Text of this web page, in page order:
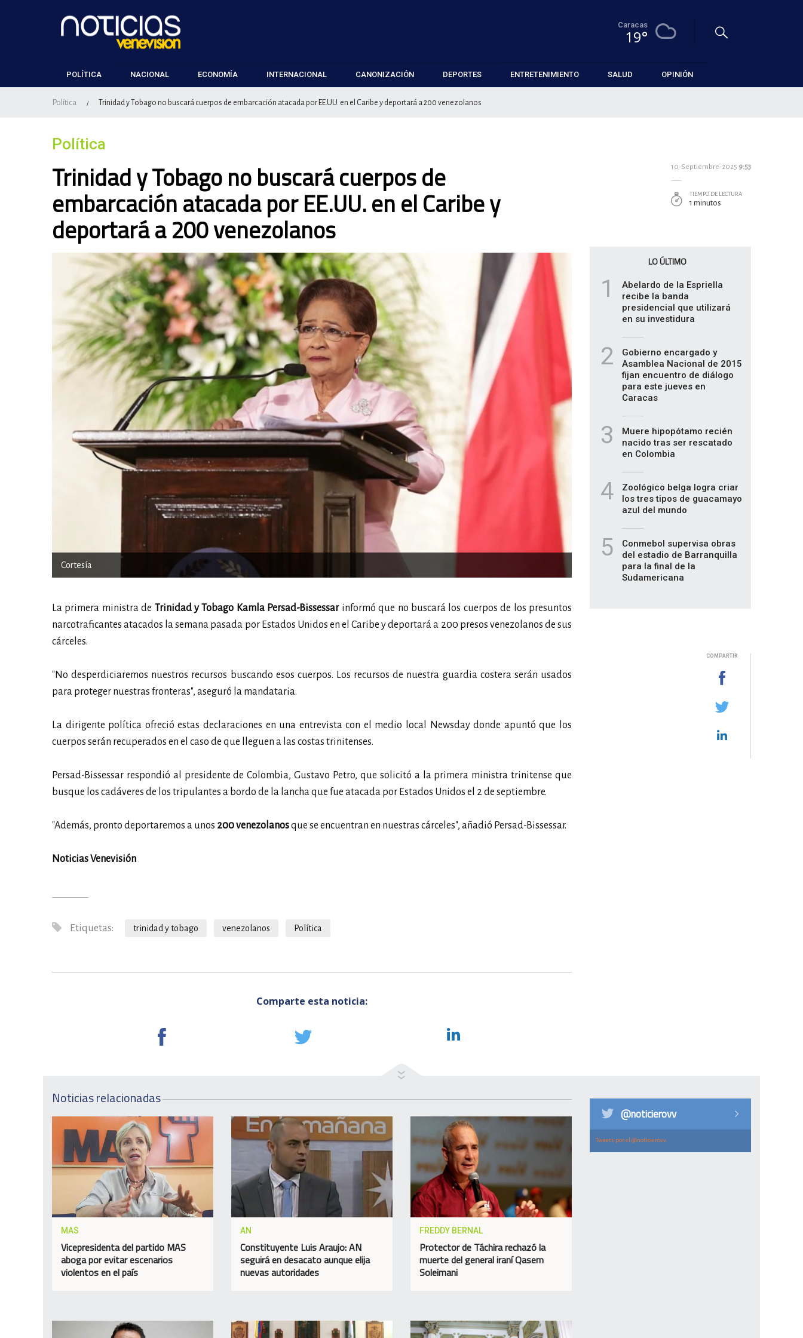
Caracas
19°
POLÍTICA NACIONAL ECONOMÍA INTERNACIONAL CANONIZACIÓN DEPORTES ENTRETENIMIENTO SALUD OPINIÓN
Política / Trinidad y Tobago no buscará cuerpos de embarcación atacada por EE.UU. en el Caribe y deportará a 200 venezolanos
Política
Trinidad y Tobago no buscará cuerpos de
embarcación atacada por EE.UU. en el Caribe y
deportará a 200 venezolanos
Cortesía
La primera ministra de Trinidad y Tobago Kamla Persad-Bissessarinformó que no buscará los cuerpos de los presuntos
narcotraficantes atacados la semana pasada por Estados Unidos en el Caribe y deportará a 200 presos venezolanos de sus
cárceles.
"No desperdiciaremos nuestros recursos buscando esos cuerpos. Los recursos de nuestra guardia costera serán usados
para proteger nuestras fronteras", aseguró la mandataria.
La dirigente política ofreció estas declaraciones en una entrevista con el medio local Newsday donde apuntó que los
cuerpos serán recuperados en el caso de que lleguen a las costas trinitenses.
Persad-Bissessar respondió al presidente de Colombia, Gustavo Petro, que solicitó a la primera ministra trinitense que
busque los cadáveres de los tripulantes a bordo de la lancha que fue atacada por Estados Unidos el 2 de septiembre.
"Además, pronto deportaremos a unos 200 venezolanosque se encuentran en nuestras cárceles", añadió Persad-Bissessar.
Noticias Venevisión
Etiquetas: trinidad y tobago venezolanos Política
Comparte esta noticia:
10-Septiembre-2025 9:53
TIEMPO DE LECTURA
1 minutos
LO ÚLTIMO
1
Abelardo de la Espriella
recibe la banda
presidencial que utilizará
en su investidura
2
Gobierno encargado y
Asamblea Nacional de 2015
fijan encuentro de diálogo
para este jueves en
Caracas
3
Muere hipopótamo recién
nacido tras ser rescatado
en Colombia
4
Zoológico belga logra criar
los tres tipos de guacamayo
azul del mundo
5
Conmebol supervisa obras
del estadio de Barranquilla
para la final de la
Sudamericana
COMPARTIR
Noticias relacionadas
MAS
Vicepresidenta del partido MAS
aboga por evitar escenarios
violentos en el país
AN
Constituyente Luis Araujo: AN
seguirá en desacato aunque elija
nuevas autoridades
FREDDY BERNAL
Protector de Táchira rechazó la
muerte del general iraní Qasem
Soleimani
@noticierovv
Tweets por el @noticierovv.